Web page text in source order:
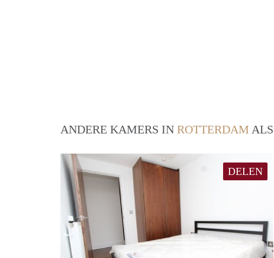
ANDERE KAMERS IN ROTTERDAM
DELEN